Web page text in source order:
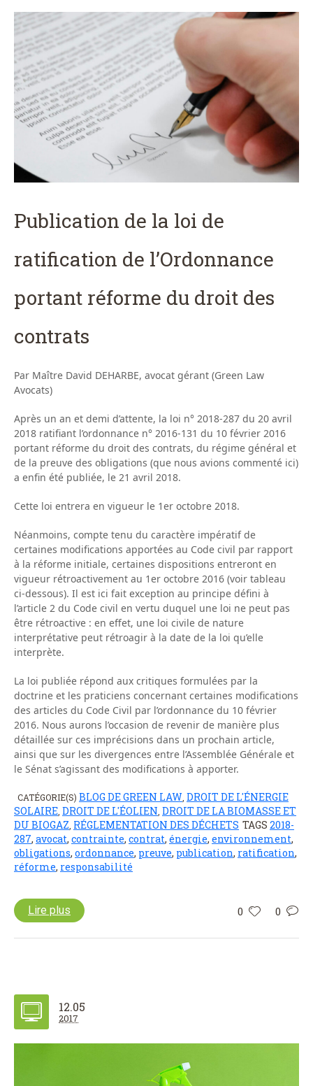
Publication de la loi de
ratification de l’Ordonnance
portant réforme du droit des
contrats
Par Maître David DEHARBE, avocat gérant (Green Law
Avocats)
Après un an et demi d’attente, la loi n° 2018-287 du 20 avril
2018 ratifiant l’ordonnance n° 2016-131 du 10 février 2016
portant réforme du droit des contrats, du régime général et
de la preuve des obligations (que nous avions commenté ici)
a enfin été publiée, le 21 avril 2018.
Cette loi entrera en vigueur le 1er octobre 2018.
Néanmoins, compte tenu du caractère impératif de
certaines modifications apportées au Code civil par rapport
à la réforme initiale, certaines dispositions entreront en
vigueur rétroactivement au 1er octobre 2016 (voir tableau
ci-dessous). Il est ici fait exception au principe défini à
l’article 2 du Code civil en vertu duquel une loi ne peut pas
être rétroactive : en effet, une loi civile de nature
interprétative peut rétroagir à la date de la loi qu’elle
interprète.
La loi publiée répond aux critiques formulées par la
doctrine et les praticiens concernant certaines modifications
des articles du Code Civil par l’ordonnance du 10 février
2016. Nous aurons l’occasion de revenir de manière plus
détaillée sur ces imprécisions dans un prochain article,
ainsi que sur les divergences entre l’Assemblée Générale et
le Sénat s’agissant des modifications à apporter.
CATÉGORIE(S) BLOG DE GREEN LAW DROIT DE L'ÉNERGIE
SOLAIRE DROIT DE L'ÉOLIEN DROIT DE LA BIOMASSE ET
DU BIOGAZ RÉGLEMENTATION DES DÉCHETS TAGS 2018-
287, avocat, contrainte, contrat, énergie, environnement,
obligations, ordonnance, preuve, publication, ratification,
réforme, responsabilité
0 0
Lire plus
12.05
2017